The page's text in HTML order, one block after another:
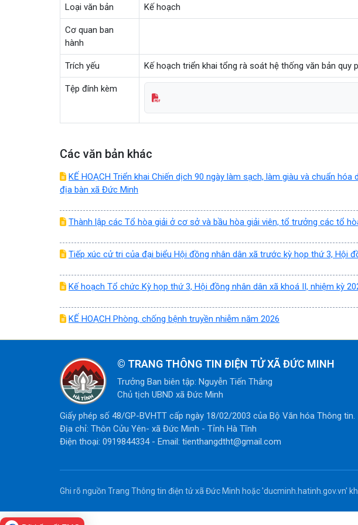
Loại văn bản Kế hoạch
Cơ quan ban
hành
Trích yếu Kế hoạch triển khai tổng rà soát hệ thống văn bản quy
Tệp đính kèm
Các văn bản khác
KẾ HOẠCH Triển khai Chiến dịch 90 ngày làm sạch, làm giàu và chuẩn
địa bàn xã Đức Minh
Thành lập các Tổ hòa giải ở cơ sở và bầu hòa giải viên, tổ trưởng các tổ
Tiếp xúc cử tri của đại biểu Hội đồng nhân dân xã trước kỳ họp thứ 3, Hội
Kế hoạch Tổ chức Kỳ họp thứ 3, Hội đồng nhân dân xã khoá II, nhiệm kỳ
KẾ HOẠCH Phòng, chống bệnh truyền nhiễm năm 2026
© TRANG THÔNG TIN ĐIỆN TỬ XÃ ĐỨC MINH
Trưởng Ban biên tập: Nguyễn Tiến Thắng
Chủ tịch UBND xã Đức Minh
Giấy phép số 48/GP-BVHTT cấp ngày 18/02/2003 của Bộ Văn hóa Thông tin.
Địa chỉ: Thôn Cửu Yên- xã Đức Minh - Tỉnh Hà Tĩnh
Điện thoại: 0919844334 - Email: tienthangdtht@gmail.com
Ghi rõ nguồn Trang Thông tin điện tử xã Đức Minh hoặc 'ducminh.hatinh.gov.vn'